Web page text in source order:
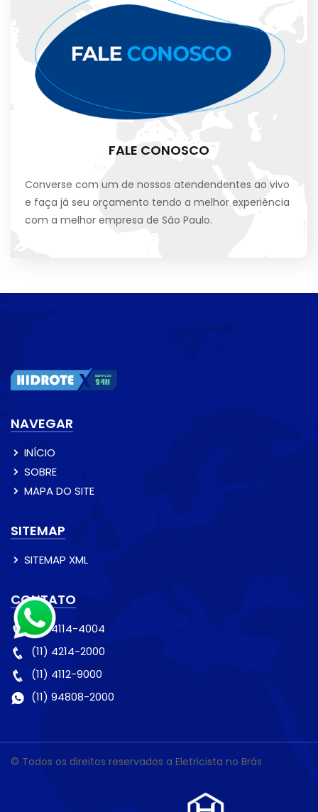
FALE CONOSCO
Converse com um de nossos atendendentes ao vivo
e faça já seu orçamento tendo a melhor experiência
com a melhor empresa de São Paulo.
NAVEGAR
INÍCIO
SOBRE
MAPA DO SITE
SITEMAP
SITEMAP XML
CONTATO
(11) 4114-4004
(11) 4214-2000
(11) 4112-9000
(11) 94808-2000
© Todos os direitos reservados a Eletricista no Brás